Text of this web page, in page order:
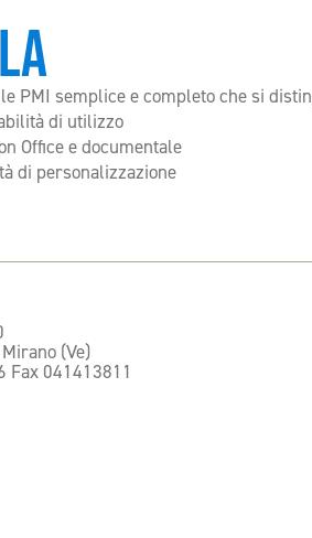
PMI semplice e completo che si
di utilizzo
Office e documentale
di personalizzazione
(Ve)
Fax 041413811